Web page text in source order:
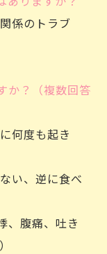
係のトラブ
か？（複数回答
何度も起き
い、逆に食べ
、腹痛、吐き